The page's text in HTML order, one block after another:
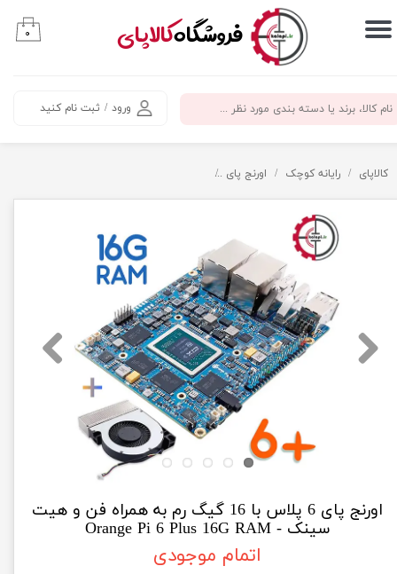
​فروشگاهکالاپای
ورود / ثبت نام کنید
حساب کاربری من
سفارشات
۰
کالاپای رایانه کوچک اورنج پای
اورنج پای 6 پلاس با 16 گیگ رم به همراه فن و هیت
سینک - Orange Pi 6 Plus 16G RAM
اتمام موجودی